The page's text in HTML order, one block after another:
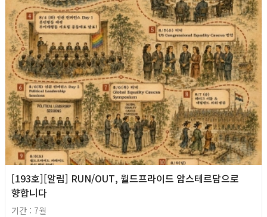
[193호][알림] RUN/OUT, 월드프라이드 암스테르담으로
향합니다
기간 : 7월